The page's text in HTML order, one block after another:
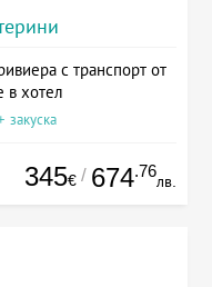
с транспорт от
в хотел
закуска
345€ / 674.76
лв.